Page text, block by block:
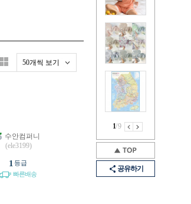
1/9
공유하기
50개씩 보기
수안컴퍼니
(ele3199)
1 등급
빠른배송